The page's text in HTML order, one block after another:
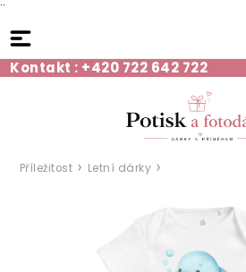
¨
Kontakt : +420 722 642 722
Příležitost Letní dárky